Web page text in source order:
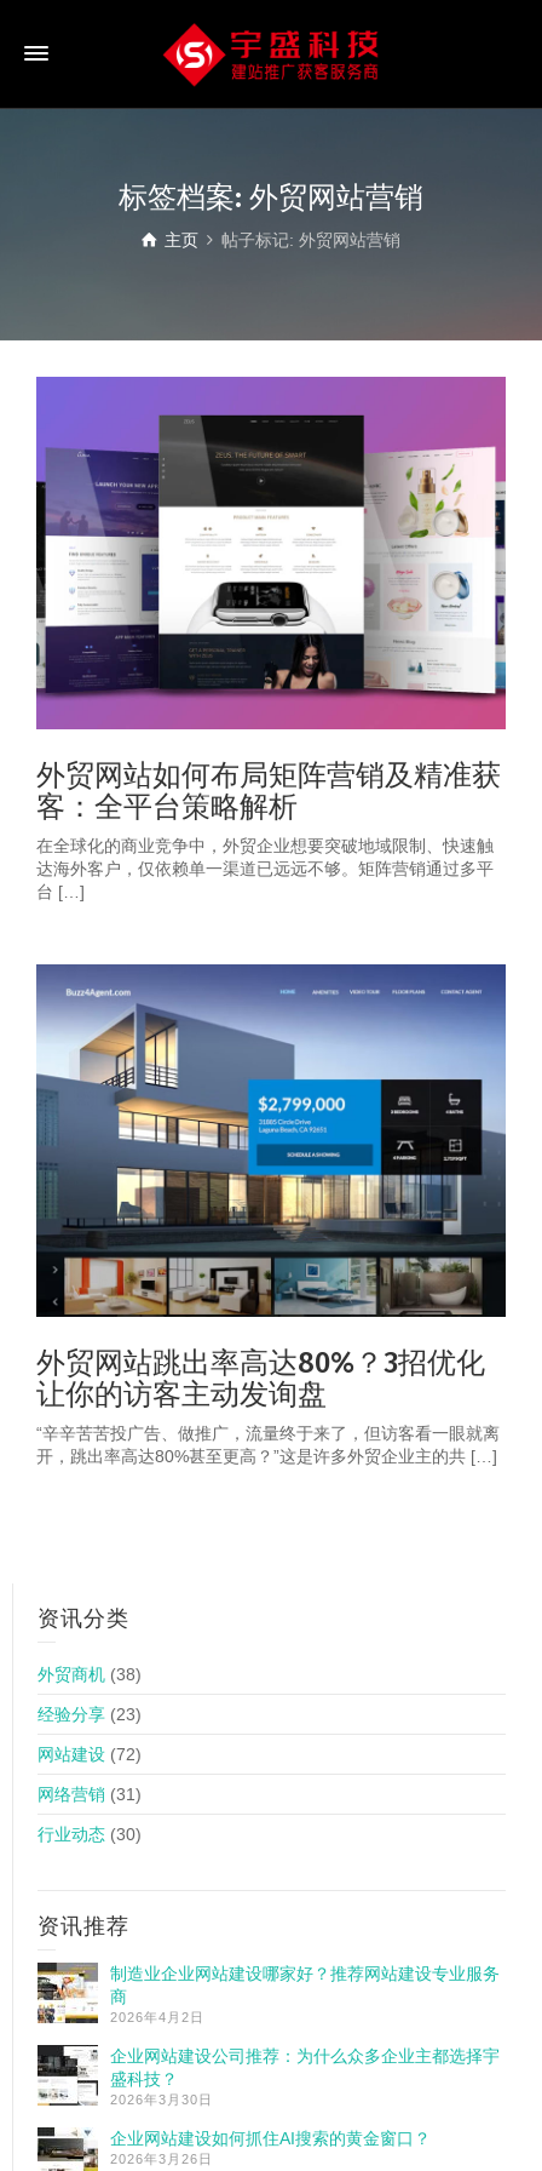
标签档案: 外贸网站营销
主页 帖子标记: 外贸网站营销
外贸网站如何布局矩阵营销及精准获
客：全平台策略解析
在全球化的商业竞争中，外贸企业想要突破地域限制、快速触
达海外客户，仅依赖单一渠道已远远不够。矩阵营销通过多平
台 […]
外贸网站跳出率高达80%？3招优化
让你的访客主动发询盘
“辛辛苦苦投广告、做推广，流量终于来了，但访客看一眼就离
开，跳出率高达80%甚至更高？”这是许多外贸企业主的共 […]
资讯分类
外贸商机 (38)
经验分享 (23)
网站建设 (72)
网络营销 (31)
行业动态 (30)
资讯推荐
制造业企业网站建设哪家好？推荐网站建设专业服务
商
2026年4月2日
企业网站建设公司推荐：为什么众多企业主都选择宇
盛科技？
2026年3月30日
企业网站建设如何抓住AI搜索的黄金窗口？
2026年3月26日